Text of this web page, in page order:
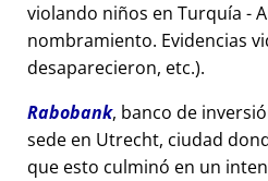
violando niños en Turquía -
nombramiento. Evidencias
desaparecieron, etc.).
Rabobank, banco de
sede en Utrecht, ciudad
que esto culminó en un